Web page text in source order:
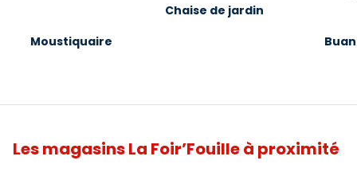
Moustiquaire
Chaise de jardin
Les magasins La Foir’Fouille à proximité